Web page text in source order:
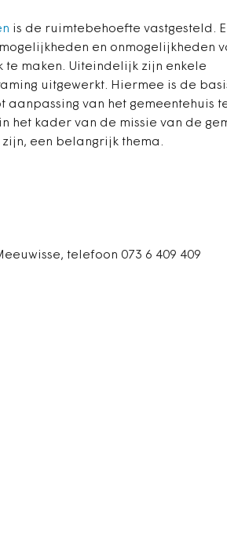
is de ruimtebehoefte vastgesteld.
en onmogelijkheden
te maken. Uiteindelijk zijn enkele
uitgewerkt. Hiermee is de
aanpassing van het gemeentehuis
het kader van de missie van de
een belangrijk thema.
telefoon 073 6 409 409